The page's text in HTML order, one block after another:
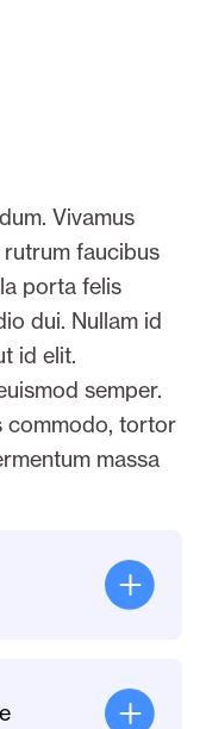
Vivamus
faucibus
porta felis
dui. Nullam id
id elit.
semper.
commodo, tortor
massa
purus sit